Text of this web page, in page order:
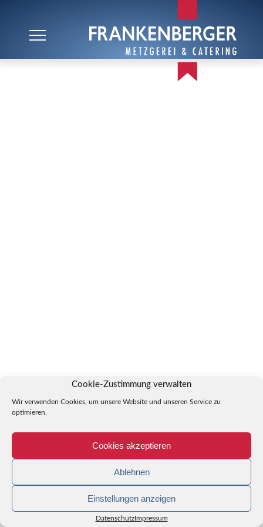
Cookie-Zustimmung verwalten
Wir verwenden Cookies, um unsere Website und unseren Service zu
optimieren.
Cookies akzeptieren
Ablehnen
Einstellungen anzeigen
DatenschutzImpressum